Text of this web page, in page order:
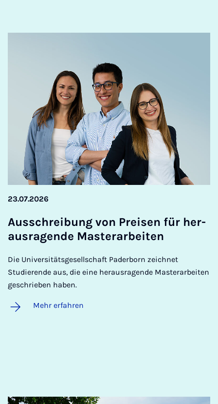
23.07.2026
Aus­schrei­bung von Prei­sen für her­
aus­ra­gen­de Mas­ter­a­r­bei­ten
Die Universitätsgesellschaft Paderborn zeichnet
Studierende aus, die eine herausragende Masterarbeiten
geschrieben haben.
Mehr erfahren